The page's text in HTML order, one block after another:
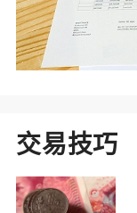
交易技巧